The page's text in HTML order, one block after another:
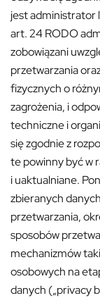
jest administrator
art. 24 RODO
zobowiązani
przetwarzania
fizycznych o
zagrożenia, i
techniczne i
się zgodnie z
te powinny być w
i uaktualniane.
zbieranych
przetwarzania,
sposobów
mechanizmów
osobowych na
danych („privacy